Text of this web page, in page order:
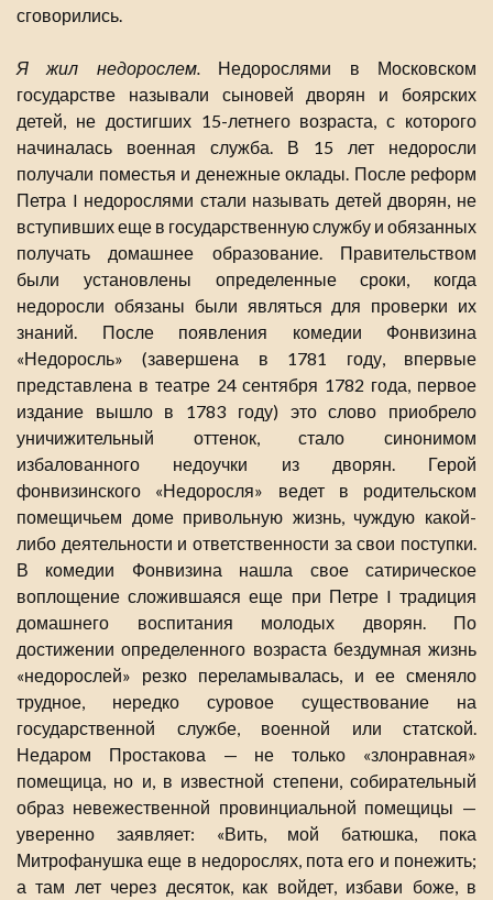
сговорились.
Я жил недорослем.Недорослями в Московском
государстве называли сыновей дворян и боярских
детей, не достигших 15-летнего возраста, с которого
начиналась военная служба. В 15 лет недоросли
получали поместья и денежные оклады. После реформ
Петра I недорослями стали называть детей дворян, не
вступивших еще в государственную службу и обязанных
получать домашнее образование. Правительством
были установлены определенные сроки, когда
недоросли обязаны были являться для проверки их
знаний. После появления комедии Фонвизина
«Недоросль» (завершена в 1781 году, впервые
представлена в театре 24 сентября 1782 года, первое
издание вышло в 1783 году) это слово приобрело
уничижительный оттенок, стало синонимом
избалованного недоучки из дворян. Герой
фонвизинского «Недоросля» ведет в родительском
помещичьем доме привольную жизнь, чуждую какой-
либо деятельности и ответственности за свои поступки.
В комедии Фонвизина нашла свое сатирическое
воплощение сложившаяся еще при Петре I традиция
домашнего воспитания молодых дворян. По
достижении определенного возраста бездумная жизнь
«недорослей» резко переламывалась, и ее сменяло
трудное, нередко суровое существование на
государственной службе, военной или статской.
Недаром Простакова — не только «злонравная»
помещица, но и, в известной степени, собирательный
образ невежественной провинциальной помещицы —
уверенно заявляет: «Вить, мой батюшка, пока
Митрофанушка еще в недорослях, пота его и понежить;
а там лет через десяток, как войдет, избави боже, в